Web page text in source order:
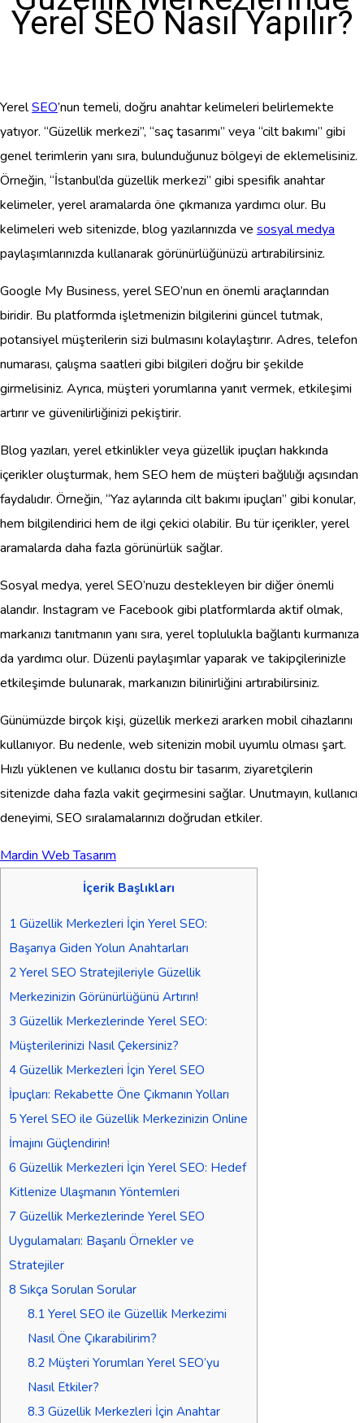
Yerel SEO Nasıl Yapılır?
YerelSEO’nun temeli, doğru anahtar kelimeleri belirlemekte
yatıyor. “Güzellik merkezi”, “saç tasarımı” veya “cilt bakımı” gibi
genel terimlerin yanı sıra, bulunduğunuz bölgeyi de eklemelisiniz.
Örneğin, “İstanbul’da güzellik merkezi” gibi spesifik anahtar
kelimeler, yerel aramalarda öne çıkmanıza yardımcı olur. Bu
kelimeleri web sitenizde, blog yazılarınızda ve sosyal medya
paylaşımlarınızda kullanarak görünürlüğünüzü artırabilirsiniz.
Google My Business, yerel SEO’nun en önemli araçlarından
biridir. Bu platformda işletmenizin bilgilerini güncel tutmak,
potansiyel müşterilerin sizi bulmasını kolaylaştırır. Adres, telefon
numarası, çalışma saatleri gibi bilgileri doğru bir şekilde
girmelisiniz. Ayrıca, müşteri yorumlarına yanıt vermek, etkileşimi
artırır ve güvenilirliğinizi pekiştirir.
Blog yazıları, yerel etkinlikler veya güzellik ipuçları hakkında
içerikler oluşturmak, hem SEO hem de müşteri bağlılığı açısından
faydalıdır. Örneğin, “Yaz aylarında cilt bakımı ipuçları” gibi konular,
hem bilgilendirici hem de ilgi çekici olabilir. Bu tür içerikler, yerel
aramalarda daha fazla görünürlük sağlar.
Sosyal medya, yerel SEO’nuzu destekleyen bir diğer önemli
alandır. Instagram ve Facebook gibi platformlarda aktif olmak,
markanızı tanıtmanın yanı sıra, yerel toplulukla bağlantı kurmanıza
da yardımcı olur. Düzenli paylaşımlar yaparak ve takipçilerinizle
etkileşimde bulunarak, markanızın bilinirliğini artırabilirsiniz.
Günümüzde birçok kişi, güzellik merkezi ararken mobil cihazlarını
kullanıyor. Bu nedenle, web sitenizin mobil uyumlu olması şart.
Hızlı yüklenen ve kullanıcı dostu bir tasarım, ziyaretçilerin
sitenizde daha fazla vakit geçirmesini sağlar. Unutmayın, kullanıcı
deneyimi, SEO sıralamalarınızı doğrudan etkiler.
Mardin Web Tasarım
İçerik Başlıkları
1 Güzellik Merkezleri İçin Yerel SEO:
Başarıya Giden Yolun Anahtarları
2 Yerel SEO Stratejileriyle Güzellik
Merkezinizin Görünürlüğünü Artırın!
3 Güzellik Merkezlerinde Yerel SEO:
Müşterilerinizi Nasıl Çekersiniz?
4 Güzellik Merkezleri İçin Yerel SEO
İpuçları: Rekabette Öne Çıkmanın Yolları
5 Yerel SEO ile Güzellik Merkezinizin Online
İmajını Güçlendirin!
6 Güzellik Merkezleri İçin Yerel SEO: Hedef
Kitlenize Ulaşmanın Yöntemleri
7 Güzellik Merkezlerinde Yerel SEO
Uygulamaları: Başarılı Örnekler ve
Stratejiler
8 Sıkça Sorulan Sorular
8.1Yerel SEO ile Güzellik Merkezimi
Nasıl Öne Çıkarabilirim?
8.2Müşteri Yorumları Yerel SEO’yu
Nasıl Etkiler?
8.3 Güzellik Merkezleri İçin Anahtar